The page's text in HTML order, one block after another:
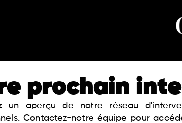
prochain
un aperçu de notre réseau
Contactez-notre équipe pour